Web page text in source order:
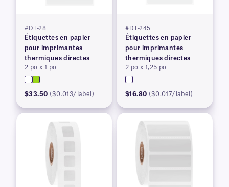
#DT-28
Étiquettes en papier
pour imprimantes
thermiques directes
2 po x 1 po
$33.50 ($0.013/label)
#DT-245
Étiquettes en papier
pour imprimantes
thermiques directes
2 po x 1,25 po
$16.80 ($0.017/label)